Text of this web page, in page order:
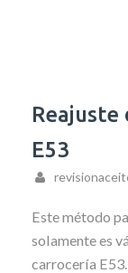
E53
Este método
solamente es
carrocería E53.